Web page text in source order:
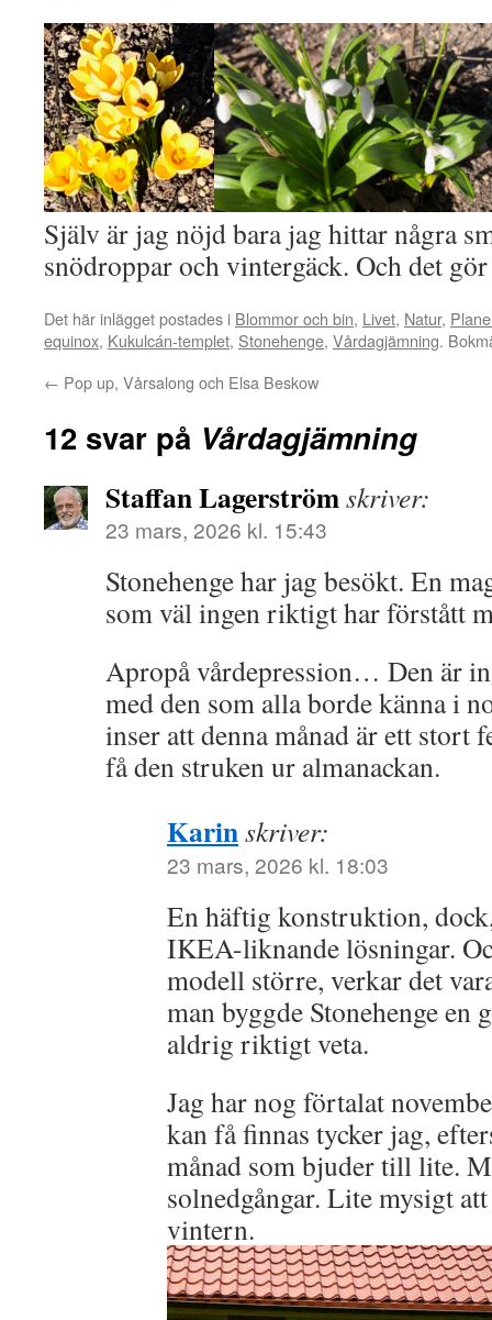
Själv är jag nöjd bara jag hittar några
snödroppar och vintergäck. Och det
Det här inlägget postades i Blommor och bin, Livet, Natur,
equinox, Kukulcán-templet, Stonehenge, Vårdagjämning.
← Pop up, Vårsalong och Elsa Beskow
12 svar på Vårdagjämning
Staffan Lagerströmskriver:
23 mars, 2026 kl. 15:43
Stonehenge har jag besökt. En
som väl ingen riktigt har förstått
Apropå vårdepression… Den är
med den som alla borde känna i
inser att denna månad är ett stort
få den struken ur almanackan.
Karinskriver:
23 mars, 2026 kl. 18:03
En häftig konstruktion,
IKEA-liknande lösningar.
modell större, verkar det
man byggde Stonehenge
aldrig riktigt veta.
Jag har nog förtalat
kan få finnas tycker jag,
månad som bjuder till lite.
solnedgångar. Lite mysigt
vintern.